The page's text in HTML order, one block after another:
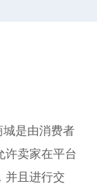
城是由消费者
许卖家在平台
并且进行交